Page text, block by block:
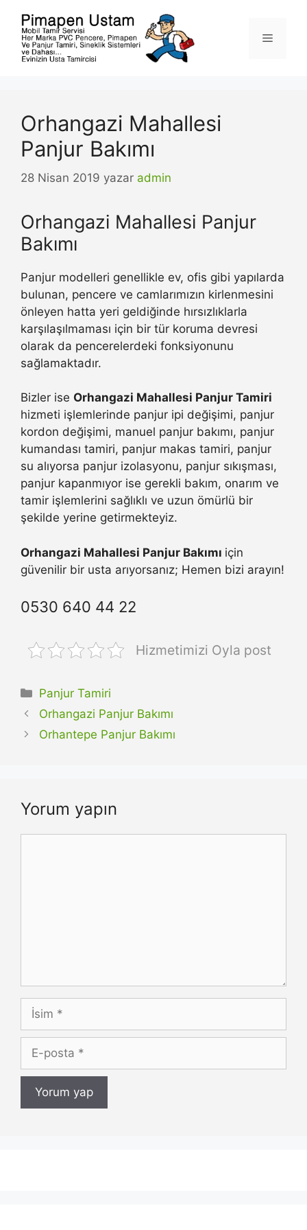
Menü
Orhangazi Mahallesi
Panjur Bakımı
28 Nisan 2019 yazar admin
Orhangazi Mahallesi Panjur
Bakımı
Panjur modelleri genellikle ev, ofis gibi yapılarda
bulunan, pencere ve camlarımızın kirlenmesini
önleyen hatta yeri geldiğinde hırsızlıklarla
karşılaşılmaması için bir tür koruma devresi
olarak da pencerelerdeki fonksiyonunu
sağlamaktadır.
Bizler ise Orhangazi Mahallesi Panjur Tamiri
hizmeti işlemlerinde panjur ipi değişimi, panjur
kordon değişimi, manuel panjur bakımı, panjur
kumandası tamiri, panjur makas tamiri, panjur
su alıyorsa panjur izolasyonu, panjur sıkışması,
panjur kapanmıyor ise gerekli bakım, onarım ve
tamir işlemlerini sağlıklı ve uzun ömürlü bir
şekilde yerine getirmekteyiz.
Orhangazi Mahallesi Panjur Bakımı için
güvenilir bir usta arıyorsanız; Hemen bizi arayın!
0530 640 44 22
Hizmetimizi Oyla post
Kategoriler
Panjur Tamiri
Orhangazi Panjur Bakımı
Orhantepe Panjur Bakımı
Yorum yapın
İsim
posta